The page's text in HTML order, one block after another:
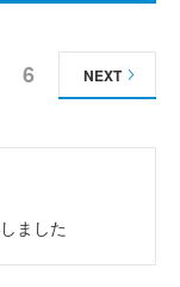
6 NEXT
ました